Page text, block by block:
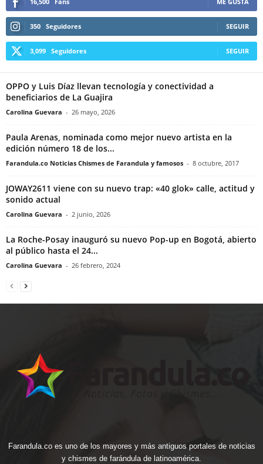
350 Seguidores SEGUIR
3,099 Seguidores SEGUIR
OPPO y Luis Díaz llevan tecnología y conectividad a
beneficiarios de La Guajira
Carolina Guevara - 26 mayo, 2026
Paula Arenas, nominada como mejor nuevo artista en la
edición número 18 de los...
Farandula.co Noticias Chismes de Farandula y famosos - 8 octubre, 2017
JOWAY2611 viene con su nuevo trap: «40 glok» calle, actitud y
sonido actual
Carolina Guevara - 2 junio, 2026
La Roche-Posay inauguró su nuevo Pop-up en Bogotá, abierto
al público hasta el 24...
Carolina Guevara - 26 febrero, 2024
Farandula.co es uno de los mayores y más antiguos portales de noticias
y chismes de farándula de latinoamérica.